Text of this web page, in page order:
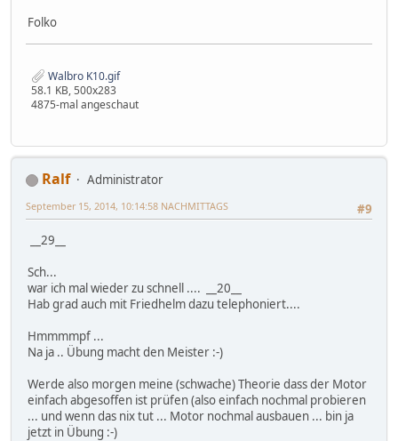
Folko
Walbro K10.gif
58.1 KB, 500x283
4875-mal angeschaut
Ralf
Administrator
#9
September 15, 2014, 10:14:58 NACHMITTAGS
__29__
Sch...
war ich mal wieder zu schnell .... __20__
Hab grad auch mit Friedhelm dazu telephoniert....
Hmmmmpf ...
Na ja .. Übung macht den Meister :-)
Werde also morgen meine (schwache) Theorie dass der Motor
einfach abgesoffen ist prüfen (also einfach nochmal probieren
... und wenn das nix tut ... Motor nochmal ausbauen ... bin ja
jetzt in Übung :-)